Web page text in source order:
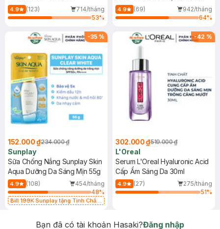
4.9 (123)
714/tháng
53%
(Mới)
4.9 (69)
942/tháng
64%
-35 %
152.000 ₫234.000 ₫
Sunplay
Sữa Chống Nắng Sunplay Skin
Aqua Dưỡng Da Sáng Mịn 55g
4.9 (108)
454/tháng
48%
Bill 199K Sunplay tặng Tinh Chất
-42 %
302.000 ₫519.000 ₫
L'Oreal
Serum L'Oreal Hyaluronic Acid
Cấp Ẩm Sáng Da 30ml
4.9 (27)
275/tháng
51%
Bạn đã có tài khoản Hasaki?Đăng nhập